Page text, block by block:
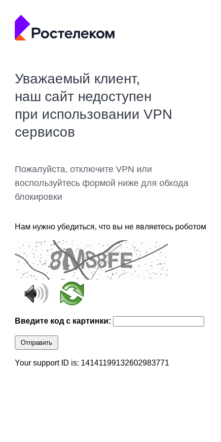
Уважаемый клиент,
наш сайт недоступен
при использовании VPN
сервисов
Пожалуйста, отключите VPN или
воспользуйтесь формой ниже для обхода
блокировки
Нам нужно убедиться, что вы не являетесь роботом
Введите код с картинки:
Отправить
Your support ID is: 14141199132602983771